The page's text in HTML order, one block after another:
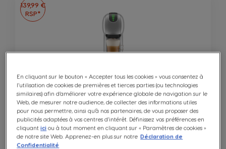
139,99 €
RSP*
Genio S Touch Automatique Silver
AUTOMATIQUE
Compatibilité
En cliquant sur le bouton « Accepter tous les cookies » vous consentez à
l’utilisation de cookies de premières et tierces parties (ou technologies
similaires) afin d’améliorer votre expérience globale de navigation sur le
Web, de mesurer notre audience, de collecter des informations utiles
pour nous permettre, ainsi qu’à nos partenaires, de vous proposer des
publicités adaptées à vos centres d’intérêt. Définissez vos préférences en
cliquantici ou à tout moment en cliquant sur « Paramètres de cookies »
de notre site Web. Apprenez-en plus sur notre Déclaration de
Confidentialité